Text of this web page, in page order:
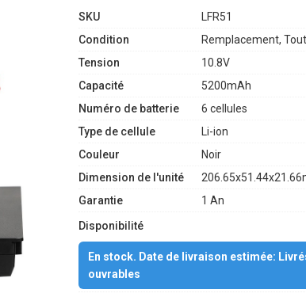
SKU
LFR51
Condition
Remplacement,
Tension
10.8V
Capacité
5200mAh
Numéro de batterie
6 cellules
Type de cellule
Li-ion
Couleur
Noir
Dimension de l'unité
Garantie
1 An
Disponibilité
En stock. Date de livraison estimée:
ouvrables